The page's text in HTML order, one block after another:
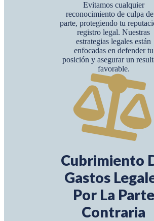
Evitamos cualquier
reconocimiento de culpa
parte, protegiendo tu
registro legal. Nuestras
estrategias legales están
enfocadas en defender tu
posición y asegurar un
favorable.
Cubrimiento
Gastos
Por La Parte
Contraria